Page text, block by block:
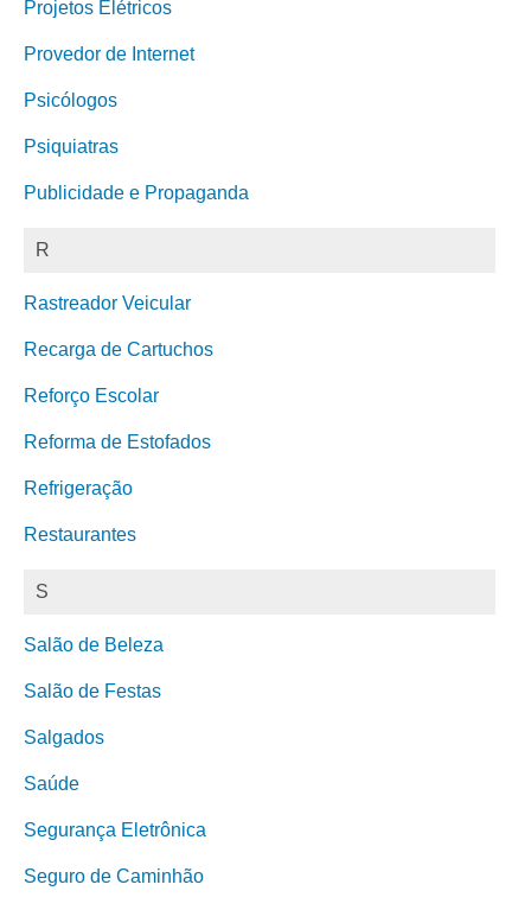
Projetos Elétricos
Provedor de Internet
Psicólogos
Psiquiatras
Publicidade e Propaganda
R
Rastreador Veicular
Recarga de Cartuchos
Reforço Escolar
Reforma de Estofados
Refrigeração
Restaurantes
S
Salão de Beleza
Salão de Festas
Salgados
Saúde
Segurança Eletrônica
Seguro de Caminhão